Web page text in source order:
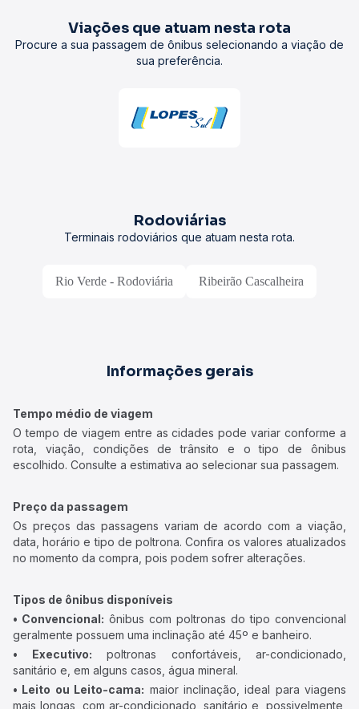
Viações que atuam nesta rota
Procure a sua passagem de ônibus selecionando a viação de
sua preferência.
Rodoviárias
Terminais rodoviários que atuam nesta rota.
Rio Verde - Rodoviária Ribeirão Cascalheira
Informações gerais
Tempo médio de viagem
O tempo de viagem entre as cidades pode variar conforme a
rota, viação, condições de trânsito e o tipo de ônibus
escolhido. Consulte a estimativa ao selecionar sua passagem.
Preço da passagem
Os preços das passagens variam de acordo com a viação,
data, horário e tipo de poltrona. Confira os valores atualizados
no momento da compra, pois podem sofrer alterações.
Tipos de ônibus disponíveis
• Convencional: ônibus com poltronas do tipo convencional
geralmente possuem uma inclinação até 45º e banheiro.
• Executivo: poltronas confortáveis, ar-condicionado,
sanitário e, em alguns casos, água mineral.
• Leito ou Leito-cama: maior inclinação, ideal para viagens
mais longas, com ar-condicionado, sanitário e, possivelmente,